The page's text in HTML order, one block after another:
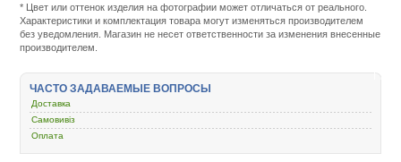
service.com.uacatalog/1119-
rashodnye-
materialy/5258-
strujnyh-
printerov/1703-
88-
officejet-
k550-
* Цвет или оттенок изделия на фотографии может отличаться от реального.
Характеристики и комплектация товара могут изменяться производителем
без уведомления. Магазин не несет ответственности за изменения внесенные
производителем.
ЧАСТО ЗАДАВАЕМЫЕ ВОПРОСЫ
Доставка
Самовивіз
Оплата